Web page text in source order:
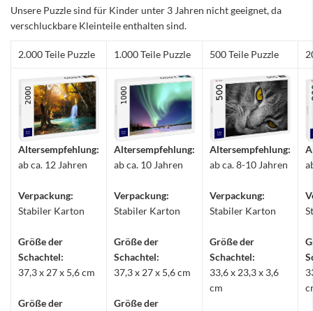
Unsere Puzzle sind für Kinder unter 3 Jahren nicht geeignet, da
verschluckbare Kleinteile enthalten sind.
2.000 Teile Puzzle 1.000 Teile Puzzle 500 Teile Puzzle
Altersempfehlung:
ab ca. 12 Jahren
Verpackung:
Stabiler Karton
Größe der
Schachtel:
37,3 x 27 x 5,6 cm
Größe der
Altersempfehlung:
ab ca. 10 Jahren
Verpackung:
Stabiler Karton
Größe der
Schachtel:
37,3 x 27 x 5,6 cm
Größe der
Altersempfehlung:
ab ca. 8-10 Jahren
Verpackung:
Stabiler Karton
Größe der
Schachtel:
33,6 x 23,3 x 3,6
cm